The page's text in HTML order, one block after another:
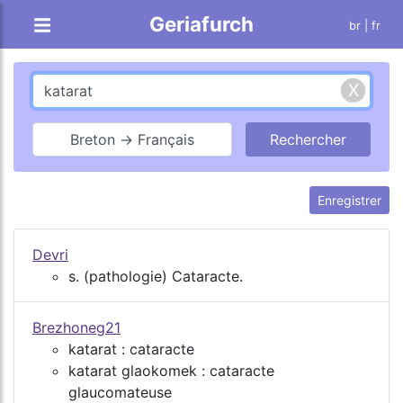
Geriafurch br | fr
Breton → Français
Enregistrer
Devri
s. (pathologie) Cataracte.
Brezhoneg21
katarat : cataracte
katarat glaokomek : cataracte
glaucomateuse